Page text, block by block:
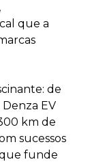
que a
de
EV
km de
sucessos
funde